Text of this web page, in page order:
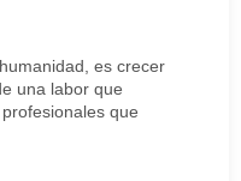
es crecer
una labor que
que